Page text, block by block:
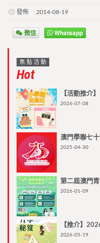
發佈 2014-08-19
微信 Whatsapp
焦點活動
Hot
【活動推介
2026-07-08
澳門學聯七
2025-04-30
第二屆澳門
2026-01-09
【推介】
2026-05-19